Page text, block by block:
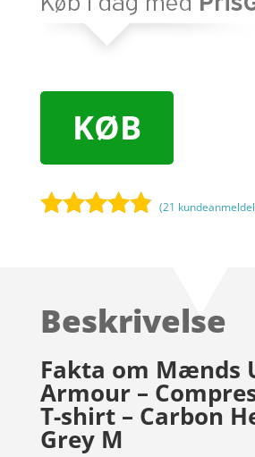
KØB
kundebedø
(21
Beskrivelse
Fakta om Mænds
Armour –
T-shirt – Carbon
Grey M